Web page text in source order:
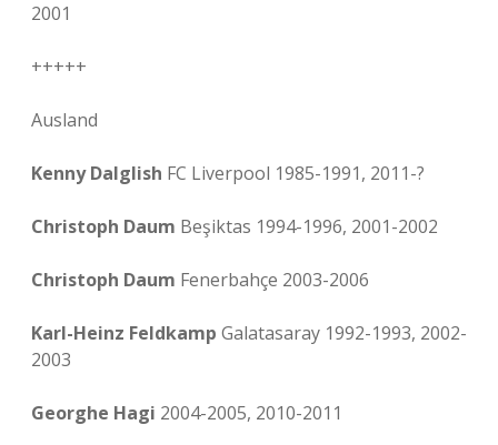
2001
+++++
Ausland
Kenny Dalglish FC Liverpool 1985-1991, 2011-?
Christoph Daum Beşiktas 1994-1996, 2001-2002
Christoph Daum Fenerbahçe 2003-2006
Karl-Heinz Feldkamp Galatasaray 1992-1993, 2002-
2003
Georghe Hagi 2004-2005, 2010-2011